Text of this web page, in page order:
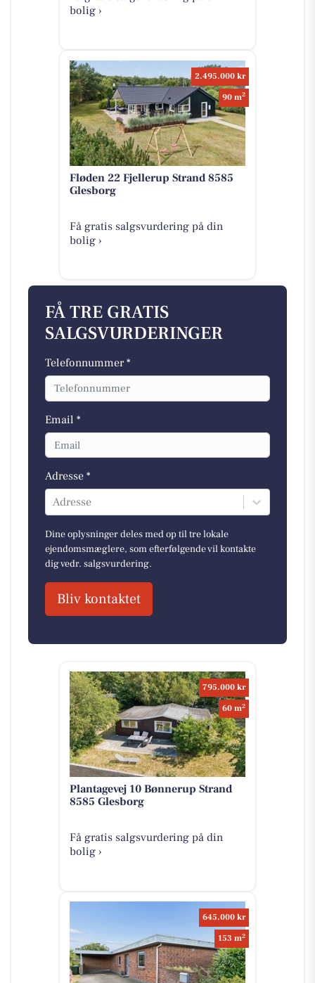
bolig ›
2.495.000 kr
90 m2
Fløden 22 Fjellerup Strand 8585
Glesborg
Få gratis salgsvurdering på din
bolig ›
FÅ TRE GRATIS
SALGSVURDERINGER
Telefonnummer *
Email *
Adresse *
Adresse
Dine oplysninger deles med op til tre lokale
ejendomsmæglere, som efterfølgende vil kontakte
dig vedr. salgsvurdering.
Bliv kontaktet
795.000 kr
60 m2
Plantagevej 10 Bønnerup Strand
8585 Glesborg
Få gratis salgsvurdering på din
bolig ›
645.000 kr
153 m2